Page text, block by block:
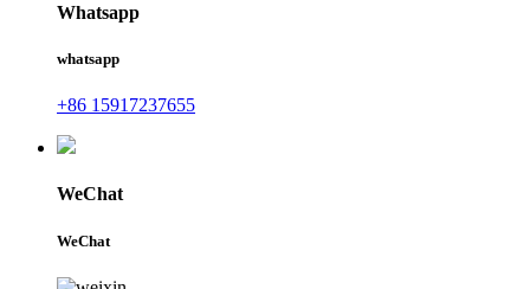
Whatsapp
whatsapp
+86 15917237655
WeChat
WeChat